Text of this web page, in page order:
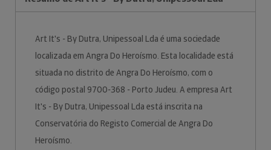
Art It's - By Dutra, Unipessoal Lda é uma sociedade
localizada em Angra Do Heroísmo. Esta localidade está
situada no distrito de Angra Do Heroísmo, com o
código postal 9700-368 - Porto Judeu. A empresa Art
It's - By Dutra, Unipessoal Lda está inscrita na
Conservatória do Registo Comercial de Angra Do
Heroísmo.